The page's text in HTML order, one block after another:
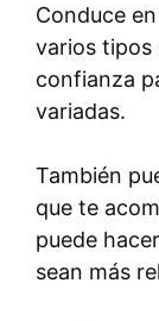
Conduce
varios tipos
confianza
variadas.
También
que te
puede
sean más